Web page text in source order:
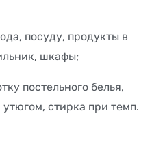
посуду, продукты в
шкафы;
постельного белья,
стирка при темп.